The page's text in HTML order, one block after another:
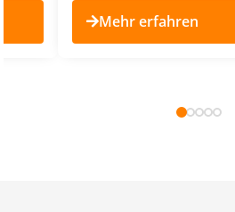
Mehr erfahren